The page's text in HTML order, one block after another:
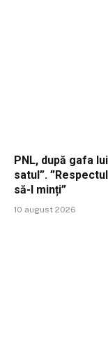
PNL, după gafa
satul”.
să-l minți”
10 august 2026